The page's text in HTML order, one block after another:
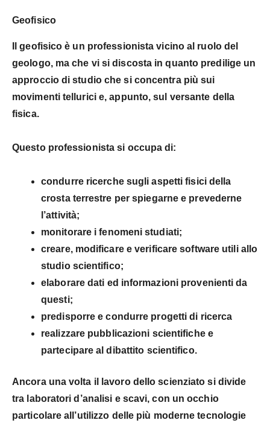
Geofisico
Il geofisico è un professionista vicino al ruolo del
geologo, ma che vi si discosta in quanto predilige un
approccio di studio che si concentra più sui
movimenti tellurici e, appunto, sul versante della
fisica.
Questo professionista si occupa di:
condurre ricerche sugli aspetti fisici della
crosta terrestre per spiegarne e prevederne
l’attività;
monitorare i fenomeni studiati;
creare, modificare e verificaresoftware utili allo
studio scientifico;
elaborare dati ed informazioni provenienti da
questi;
predisporre econdurre progetti di ricerca
realizzare pubblicazioni scientifichee
partecipare al dibattito scientifico.
Ancora una volta il lavoro dello scienziato si divide
tra laboratori d’analisi e scavi, con un occhio
particolare all’utilizzo delle più moderne tecnologie